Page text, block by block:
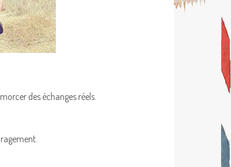
des échanges réels.